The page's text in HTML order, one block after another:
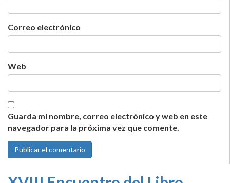
Correo electrónico
Web
Guarda mi nombre, correo electrónico y web en este
navegador para la próxima vez que comente.